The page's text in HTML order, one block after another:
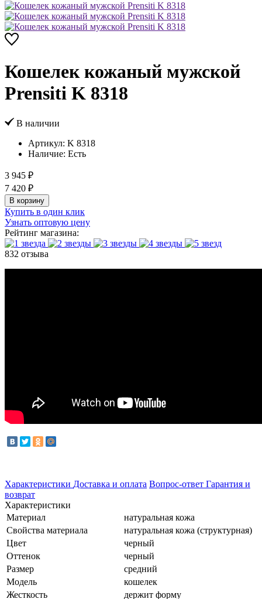
Кошелек кожаный мужской
Prensiti K 8318
В наличии
Артикул: K 8318
Наличие: Есть
3 945 ₽
7 420 ₽
В корзину
Купить в один клик
Узнать оптовую цену
Рейтинг магазина:
832 отзыва
Характеристики Доставка и оплата Вопрос-ответ Гарантия и
возврат
Характеристики
Материал
натуральная кожа
Свойства материала
натуральная кожа (структурная)
Цвет
черный
Оттенок
черный
Размер
средний
Модель
кошелек
Жесткость
держит форму